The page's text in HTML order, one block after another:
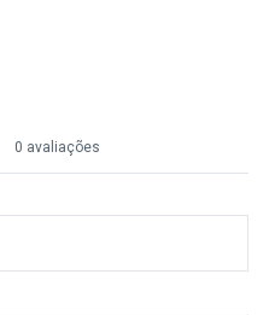
0 avaliações